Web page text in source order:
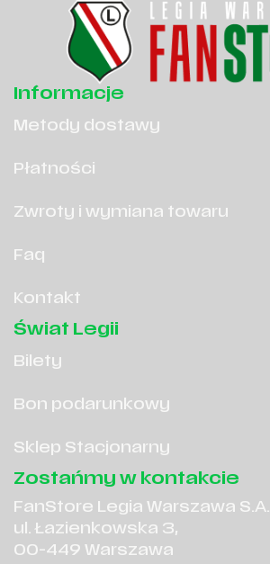
Informacje
Metody dostawy
Płatności
Zwroty i wymiana towaru
Faq
Kontakt
Świat Legii
Bilety
Bon podarunkowy
Sklep Stacjonarny
Zostańmy w kontakcie
FanStore Legia Warszawa S.A.
ul. Łazienkowska 3,
00-449 Warszawa